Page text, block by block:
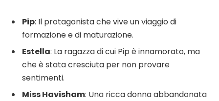
Pip: Il protagonista che vive un viaggio di
formazione e di maturazione.
Estella: La ragazza di cui Pip è innamorato, ma
che è stata cresciuta per non provare
sentimenti.
Miss Havisham: Una ricca donna abbandonata